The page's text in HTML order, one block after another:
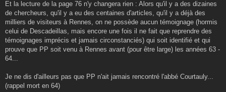
Et la lecture de la page 76 n'y changera rien : Alors qu'il y a des dizaines
de chercheurs, qu'il y a eu des centaines d'articles, qu'il y a déjà des
milliers de visiteurs à Rennes, on ne possède aucun témoignage (hormis
celui de Descadeillas, mais encore une fois il ne fait que reprendre des
témoignages imprécis et jamais circonstanciés) qui soit identifié et qui
prouve que PP soit venu à Rennes avant (pour être large) les années 63 -
64...
Je ne dis d'ailleurs pas que PP n'ait jamais rencontré l'abbé Courtauly...
(rappel mort en 64)